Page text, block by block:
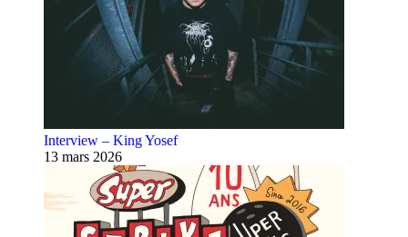
Interview – King Yosef
13 mars 2026